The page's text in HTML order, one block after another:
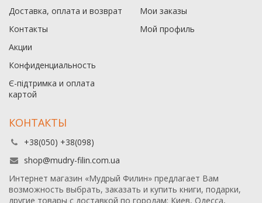
Доставка, оплата и возврат
Контакты
Акции
Конфиденциальность
Є-підтримка и оплата
картой
Мои заказы
Мой профиль
КОНТАКТЫ
+38(050) +38(098)
shop@mudry-filin.com.ua
Интернет магазин «Мудрый Филин» предлагает Вам
возможность выбрать, заказать и купить книги, подарки,
другие товары с доставкой по городам: Киев, Одесса,